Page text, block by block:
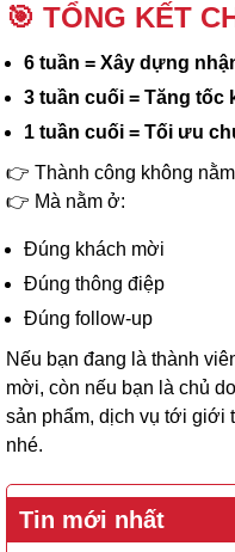
🎯 TỔNG KẾT
6 tuần = Xây dựng
3 tuần cuối = Tăng tốc
1 tuần cuối = Tối ưu
👉 Thành công không
👉 Mà nằm ở:
Đúng khách mời
Đúng thông điệp
Đúng follow-up
Nếu bạn đang là thành
mời, còn nếu bạn là chủ
sản phẩm, dịch vụ tới giới
nhé.
Tin mới nhất